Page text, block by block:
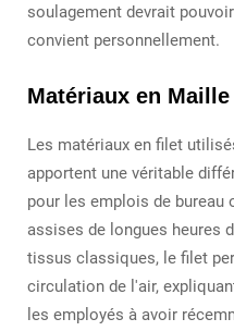
soulagement devrait
convient personnellement.
Matériaux en
Les matériaux en filet
apportent une véritable
pour les emplois de bureau
assises de longues heures
tissus classiques, le filet
circulation de l'air,
les employés à avoir